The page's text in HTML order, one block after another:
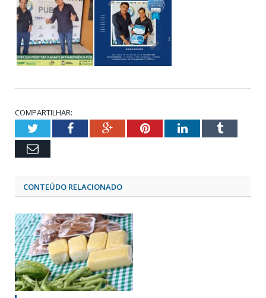
COMPARTILHAR:
TwitterFacebookGoogle+PinterestLinkedInTumblr
Email
CONTEÚDO RELACIONADO